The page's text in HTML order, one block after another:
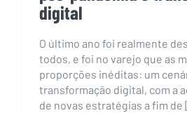
digital
O último ano foi realmente
todos, e foi no varejo que as
proporções inéditas: um
transformação digital, com a
de novas estratégias a fim de